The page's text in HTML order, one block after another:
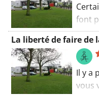
font
y a
La liberté de faire de
Il y a
vous